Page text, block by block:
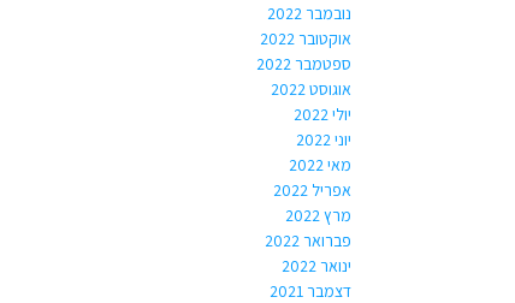
נובמבר 2022
אוקטובר 2022
ספטמבר 2022
אוגוסט 2022
יולי 2022
יוני 2022
מאי 2022
אפריל 2022
מרץ 2022
פברואר 2022
ינואר 2022
דצמבר 2021